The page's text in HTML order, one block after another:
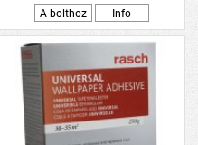
A bolthoz
Info